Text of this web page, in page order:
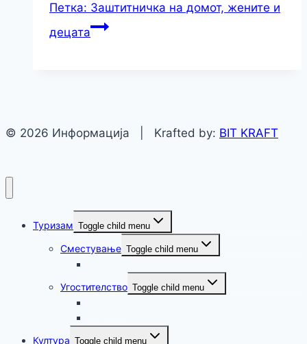
Петка: Заштитничка на домот, жените и
децата
© 2026 Информација | Krafted by: BIT KRAFT
Туризам Toggle child menu
Сместување Toggle child menu
Угостителство Toggle child menu
Култура Toggle child menu